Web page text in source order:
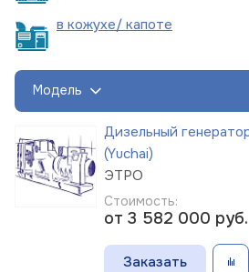
в кожухе/ капоте
Модель
Дизельный
(Yuchai)
ЭТРО
Стоимость:
от 3 582 000 руб.
Заказать